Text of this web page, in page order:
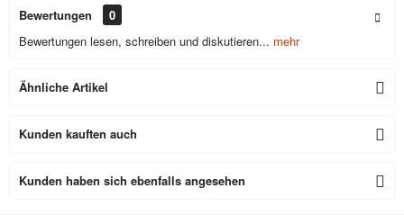
Bewertungen
0
Bewertungen lesen, schreiben und diskutieren... mehr
Ähnliche Artikel
Kunden kauften auch
Kunden haben sich ebenfalls angesehen